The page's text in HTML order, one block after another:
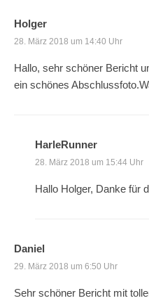
Holger
28. März 2018 um 14:40 Uhr
Hallo, sehr schöner Bericht
ein schönes
HarleRunner
28. März 2018 um 15:44 Uhr
Hallo Holger, Danke für
Daniel
29. März 2018 um 6:50 Uhr
Sehr schöner Bericht mit